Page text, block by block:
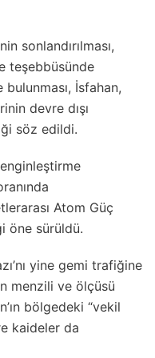
sonlandırılması,
teşebbüsünde
İsfahan,
devre dışı
söz edildi.
Atom Güç
öne sürüldü.
yine gemi trafiğine
menzili ve ölçüsü
bölgedeki “vekil
kaideler da